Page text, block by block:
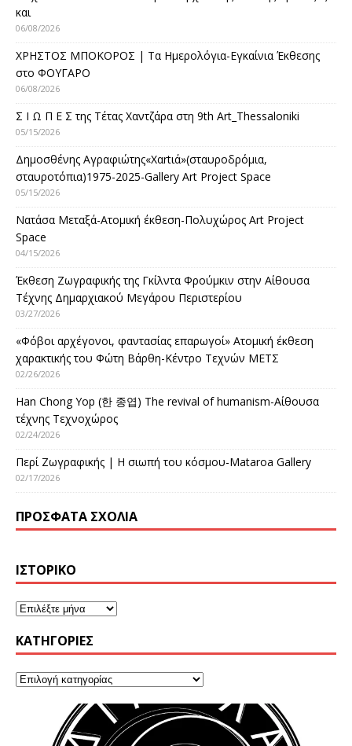
και
06/08/2026
ΧΡΗΣΤΟΣ ΜΠΟΚΟΡΟΣ | Τα Ημερολόγια-Εγκαίνια Έκθεσης
στο ΦΟΥΓΑΡΟ
06/08/2026
Σ Ι Ω Π Ε Σ της Τέτας Χαντζάρα στη 9th Art_Thessaloniki
05/15/2026
Δημοσθένης Αγραφιώτης«Xαrtιά»(σταυροδρόμια,
σταυροτόπια)1975-2025-Gallery Art Project Space
05/15/2026
Νατάσα Μεταξά-Ατομική έκθεση-Πολυχώρος Art Project
Space
04/15/2026
Έκθεση Ζωγραφικής της Γκίλντα Φρούμκιν στην Αίθουσα
Τέχνης Δημαρχιακού Μεγάρου Περιστερίου
03/27/2026
«Φόβοι αρχέγονοι, φαντασίας επαρωγοί» Ατομική έκθεση
χαρακτικής του Φώτη Βάρθη-Κέντρο Τεχνών ΜΕΤΣ
02/26/2026
Han Chong Yop (한 종엽) The revival of humanism-Αίθουσα
τέχνης Τεχνοχώρος
02/24/2026
Περί Ζωγραφικής | Η σιωπή του κόσμου-Mataroa Gallery
02/17/2026
ΠΡΌΣΦΑΤΑ ΣΧΌΛΙΑ
ΙΣΤΟΡΙΚΌ
KΑΤΗΓΟΡΊΕΣ